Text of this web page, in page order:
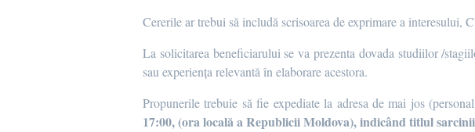
Cererile ar trebui să includă scrisoarea de exprimare a interesului,
La solicitarea beneficiarului se va prezenta dovada studiilor /
sau experiența relevantă în elaborare acestora.
Propunerile trebuie să fie expediate la adresa de mai jos
17:00, (ora locală a Republicii Moldova), indicând titlul